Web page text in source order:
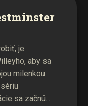
je
aby sa
milenkou.
sa začnú...